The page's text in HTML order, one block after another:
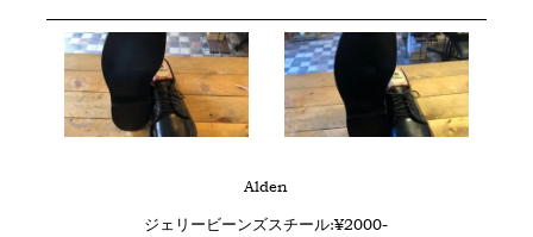
Alden
ジェリービーンズスチール:¥2000-